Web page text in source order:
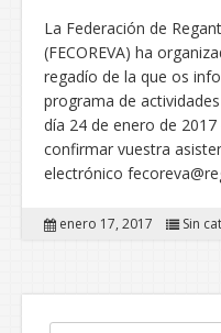
La Federación de
(FECOREVA) ha
regadío de la que os
programa de
día 24 de enero de
confirmar vuestra
electrónico
enero 17, 2017 Sin